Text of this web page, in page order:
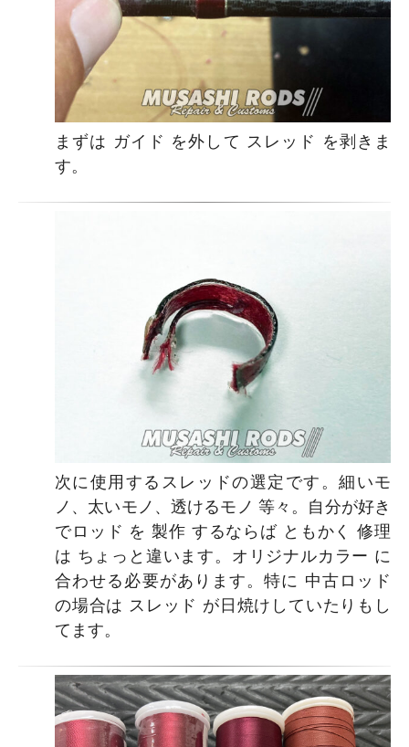
まずは ガイド を外して スレッド を剥きま
す。
次に使用するスレッドの選定です。細いモ
ノ、太いモノ、透けるモノ 等々。自分が好き
でロッド を 製作 するならば ともかく 修理
は ちょっと違います。オリジナルカラー に
合わせる必要があります。特に 中古ロッド
の場合は スレッド が日焼けしていたりもし
てます。